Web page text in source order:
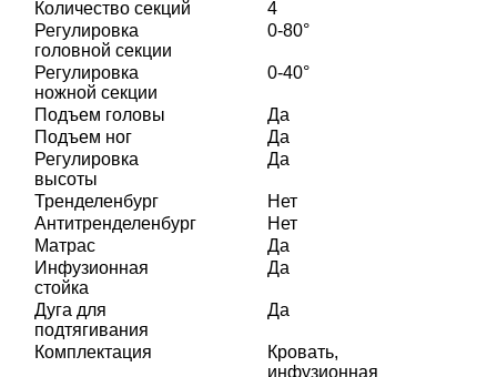
Количество секций
4
Регулировка
головной секции
0-80°
Регулировка
ножной секции
0-40°
Подъем головы
Да
Подъем ног
Да
Регулировка
высоты
Да
Тренделенбург
Нет
Антитренделенбург
Нет
Матрас
Да
Инфузионная
стойка
Да
Дуга для
подтягивания
Да
Комплектация
Кровать,
инфузионная